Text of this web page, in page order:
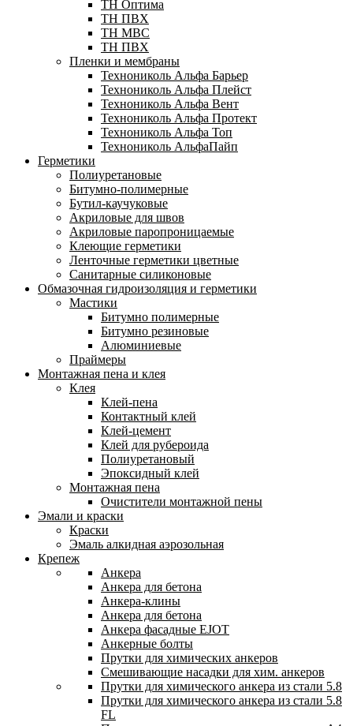
TH Оптима
TH ПВХ
ТН МВС
ТН ПВХ
Пленки и мембраны
Технониколь Альфа Барьер
Технониколь Альфа Плейст
Технониколь Альфа Вент
Технониколь Альфа Протект
Технониколь Альфа Топ
Технониколь АльфаПайп
Герметики
Полиуретановые
Битумно-полимерные
Бутил-каучуковые
Акриловые для швов
Акриловые паропроницаемые
Клеющие герметики
Ленточные герметики цветные
Санитарные силиконовые
Обмазочная гидроизоляция и герметики
Мастики
Битумно полимерные
Битумно резиновые
Алюминиевые
Праймеры
Монтажная пена и клея
Клея
Клей-пена
Контактный клей
Клей-цемент
Клей для рубероида
Полиуретановый
Эпоксидный клей
Монтажная пена
Очистители монтажной пены
Эмали и краски
Краски
Эмаль алкидная аэрозольная
Крепеж
Анкера
Анкера для бетона
Анкера-клины
Анкера для бетона
Анкера фасадные EJOT
Анкерные болты
Прутки для химических анкеров
Смешивающие насадки для хим. анкеров
Прутки для химического анкера из стали 5.8
Прутки для химического анкера из стали 5.8
FL